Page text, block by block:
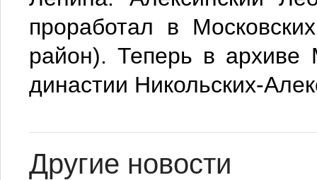
проработал в
район). Теперь в архиве
династии Никольских-
Другие новости